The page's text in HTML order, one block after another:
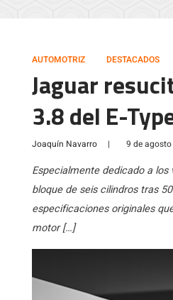
AUTOMOTRIZ DESTACADOS
Jaguar
3.8 del E-
Joaquín Navarro | 9 de
Especialmente dedicado a
bloque de seis cilindros tras
especificaciones originales
motor […]